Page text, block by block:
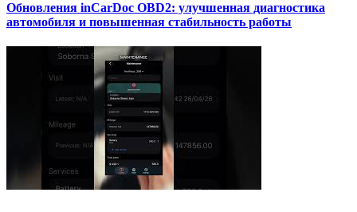
Обновления inCarDoc OBD2: улучшенная диагностика
автомобиля и повышенная стабильность работы